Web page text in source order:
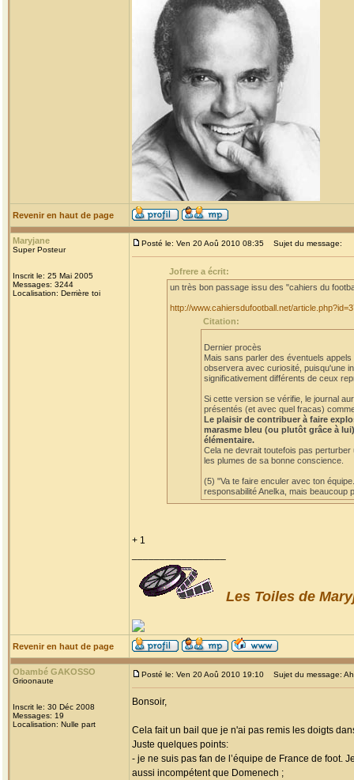
Revenir en haut de page
Maryjane
Super Posteur
Inscrit le: 25 Mai 2005
Messages: 3244
Localisation: Derrière toi
Posté le: Ven 20 Aoû 2010 08:35 Sujet du message:
Jofrere a écrit:
un très bon passage issu des "cahiers du
http://www.cahiersdufootball.net/
Citation:
Dernier procès
Mais sans parler des éventuels
observera avec curiosité, puisqu'une
significativement différents de ceux
Si cette version se vérifie, le journal
présentés (et avec quel fracas)
Le plaisir de contribuer à faire
marasme bleu (ou plutôt grâce à
élémentaire.
Cela ne devrait toutefois pas
les plumes de sa bonne conscience.
(5) "Va te faire enculer avec ton
responsabilité Anelka, mais beaucoup
+ 1
Les Toiles de
Revenir en haut de page
Obambé GAKOSSO
Grioonaute
Inscrit le: 30 Déc 2008
Messages: 19
Localisation: Nulle part
Posté le: Ven 20 Aoû 2010 19:10 Sujet du message:
Bonsoir,
Cela fait un bail que je n'ai pas remis les doigts
Juste quelques points:
- je ne suis pas fan de l’équipe de France de foot.
aussi incompétent que Domenech ;